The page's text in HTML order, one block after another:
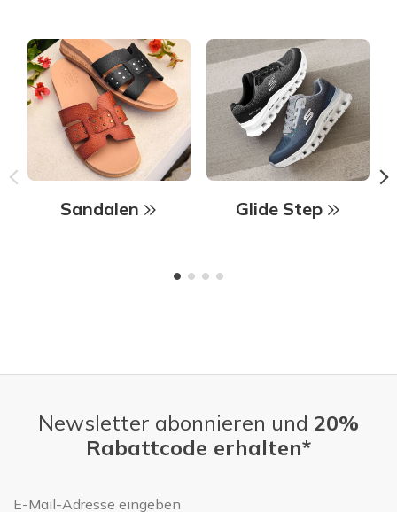
Sandalen Glide Step
Newsletter abonnieren und 20%
Rabattcode erhalten*
E-Mail-Adresse